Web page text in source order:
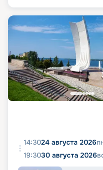
14:3024 августа 2026
19:3030 августа 2026